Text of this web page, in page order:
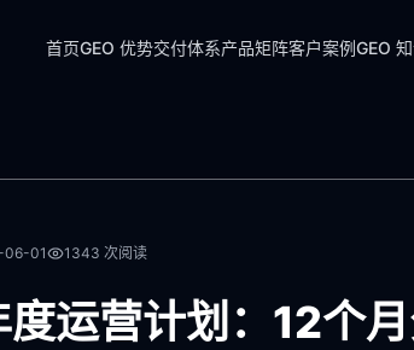
首页GEO 优势交付体系产品矩阵客户案例GEO
06-01 1343 次阅读
运营计划：12个